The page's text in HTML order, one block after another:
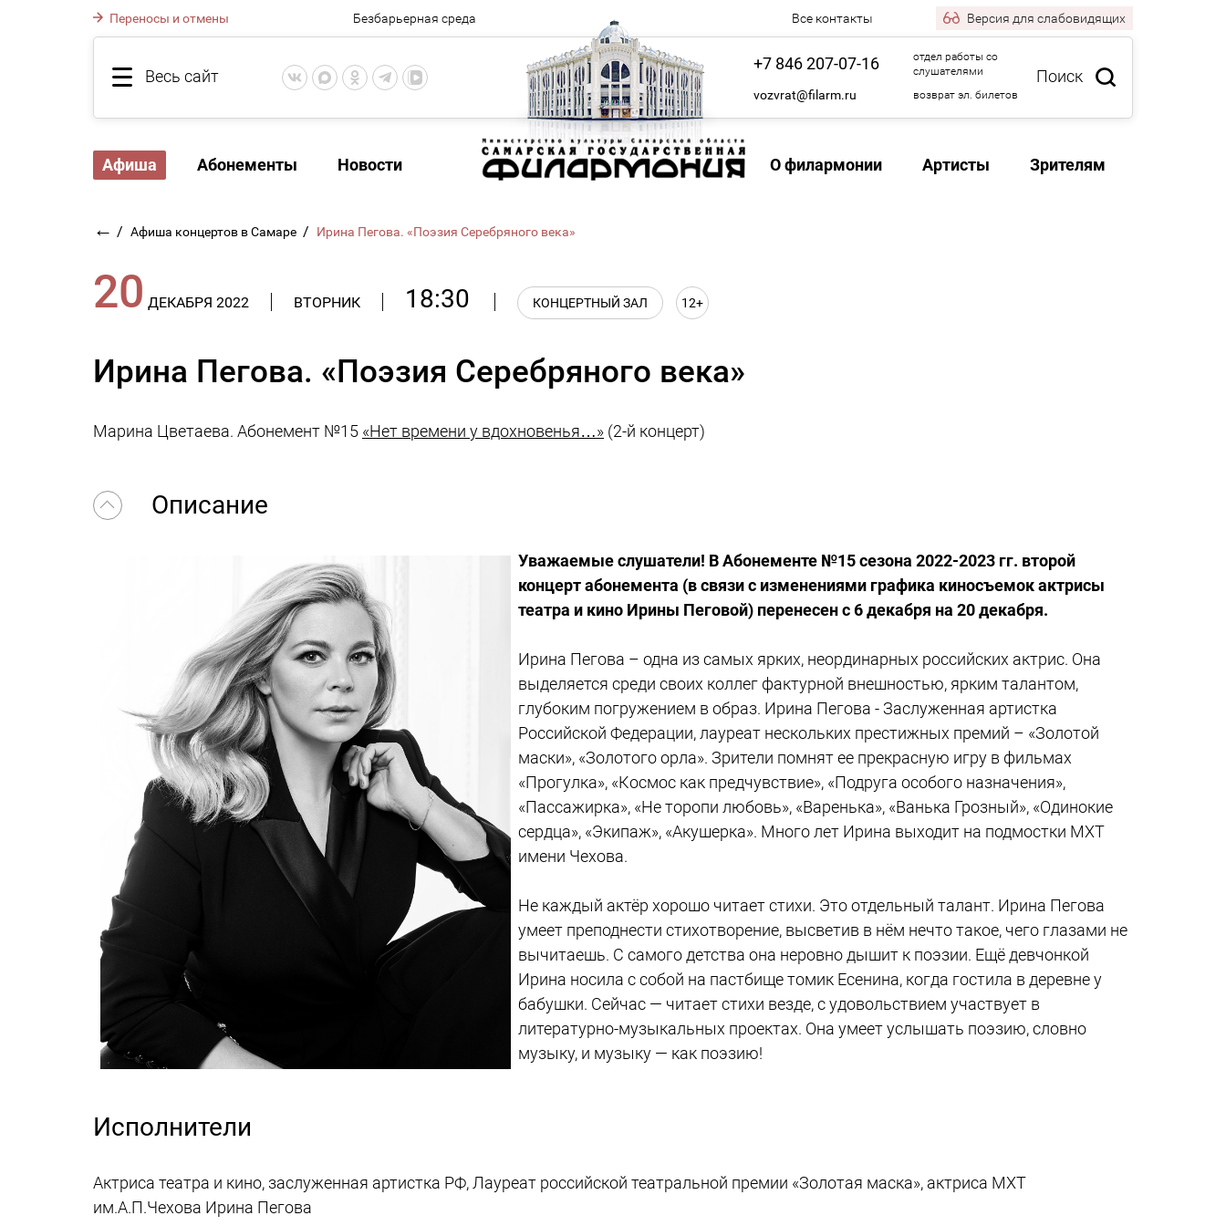
Переносы и отмены Безбарьерная среда Все контакты Версия для слабовидящих
Весь сайт Поиск
+7 846 207-07-16
отдел работы со
слушателями
vozvrat@filarm.ru возврат эл. билетов
Афиша Абонементы Новости О филармонии Артисты Зрителям
← / Афиша концертов в Самаре / Ирина Пегова. «Поэзия Серебряного века»
20 ДЕКАБРЯ 2022 ВТОРНИК 18:30 КОНЦЕРТНЫЙ ЗАЛ 12+
Ирина Пегова. «Поэзия Серебряного века»
Марина Цветаева. Абонемент №15 «Нет времени у вдохновенья…» (2-й концерт)
Описание
Уважаемые слушатели! В Абонементе №15 сезона 2022-2023 гг. второй
концерт абонемента (в связи с изменениями графика киносъемок актрисы
театра и кино Ирины Пеговой) перенесен с 6 декабря на 20 декабря.
Ирина Пегова – одна из самых ярких, неординарных российских актрис. Она
выделяется среди своих коллег фактурной внешностью, ярким талантом,
глубоким погружением в образ. Ирина Пегова - Заслуженная артистка
Российской Федерации, лауреат нескольких престижных премий – «Золотой
маски», «Золотого орла». Зрители помнят ее прекрасную игру в фильмах
«Прогулка», «Космос как предчувствие», «Подруга особого назначения»,
«Пассажирка», «Не торопи любовь», «Варенька», «Ванька Грозный», «Одинокие
сердца», «Экипаж», «Акушерка». Много лет Ирина выходит на подмостки МХТ
имени Чехова.
Не каждый актёр хорошо читает стихи. Это отдельный талант. Ирина Пегова
умеет преподнести стихотворение, высветив в нём нечто такое, чего глазами не
вычитаешь. С самого детства она неровно дышит к поэзии. Ещё девчонкой
Ирина носила с собой на пастбище томик Есенина, когда гостила в деревне у
бабушки. Сейчас — читает стихи везде, с удовольствием участвует в
литературно-музыкальных проектах. Она умеет услышать поэзию, словно
музыку, и музыку — как поэзию!
Исполнители
Актриса театра и кино, заслуженная артистка РФ, Лауреат российской театральной премии «Золотая маска», актриса МХТ
им.А.П.Чехова Ирина Пегова